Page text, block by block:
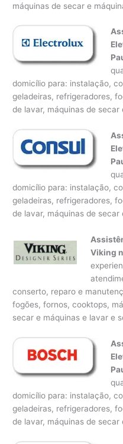
máquinas de secar e
domicílio para: instalação,
geladeiras, refrigeradores,
de lavar, máquinas de
domicílio para: instalação,
geladeiras, refrigeradores,
de lavar, máquinas de
Viking
conserto, reparo e
fogões, fornos, cooktops,
secar e máquinas e lavar e
domicílio para: instalação,
geladeiras, refrigeradores,
de lavar, máquinas de